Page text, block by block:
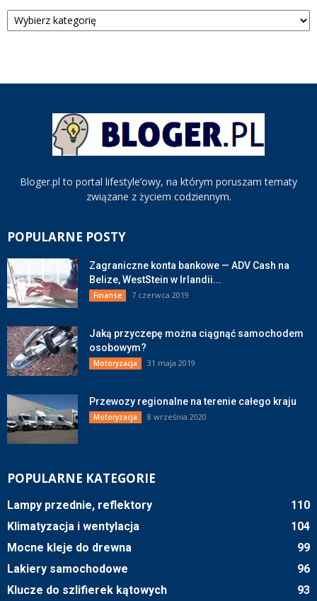
Kategorie
Bloger.pl to portal lifestyle’owy, na którym poruszam tematy
związane z życiem codziennym.
POPULARNE POSTY
Zagraniczne konta bankowe — ADV Cash na
Belize, WestStein w Irlandii...
Finanse 7 czerwca 2019
Jaką przyczepę można ciągnąć samochodem
osobowym?
Motoryzacja 31 maja 2019
Przewozy regionalne na terenie całego kraju
Motoryzacja 8 września 2020
POPULARNE KATEGORIE
Lampy przednie, reflektory
110
Klimatyzacja i wentylacja
104
Mocne kleje do drewna
99
Lakiery samochodowe
96
Klucze do szlifierek kątowych
93